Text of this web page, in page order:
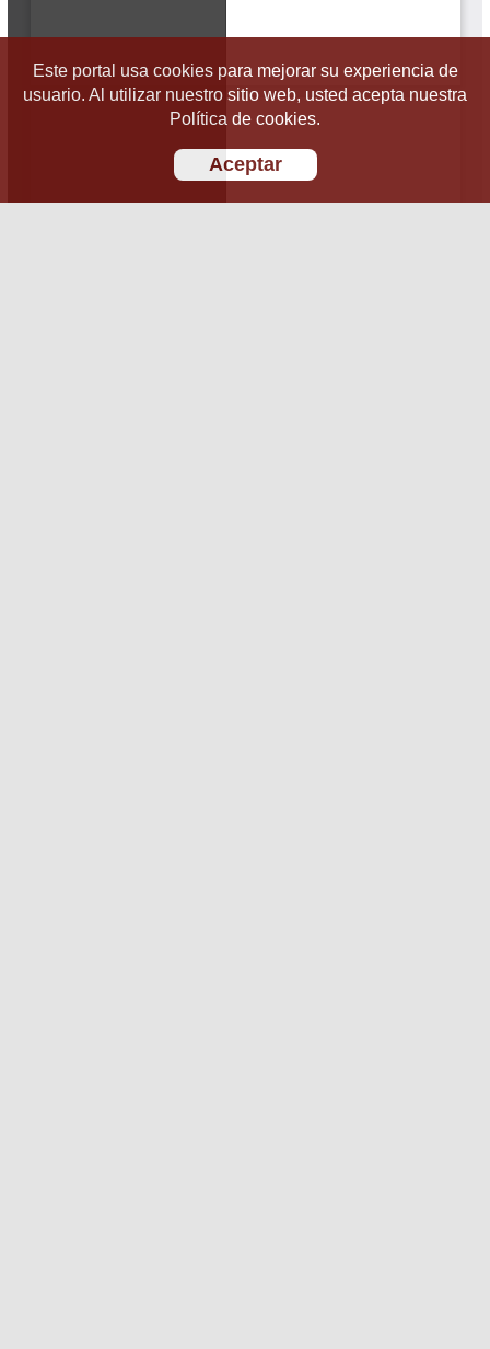
Este portal usa cookies para mejorar su experiencia de
usuario. Al utilizar nuestro sitio web, usted acepta nuestra
Política de cookies.
Aceptar